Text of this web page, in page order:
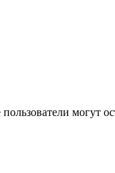
могут